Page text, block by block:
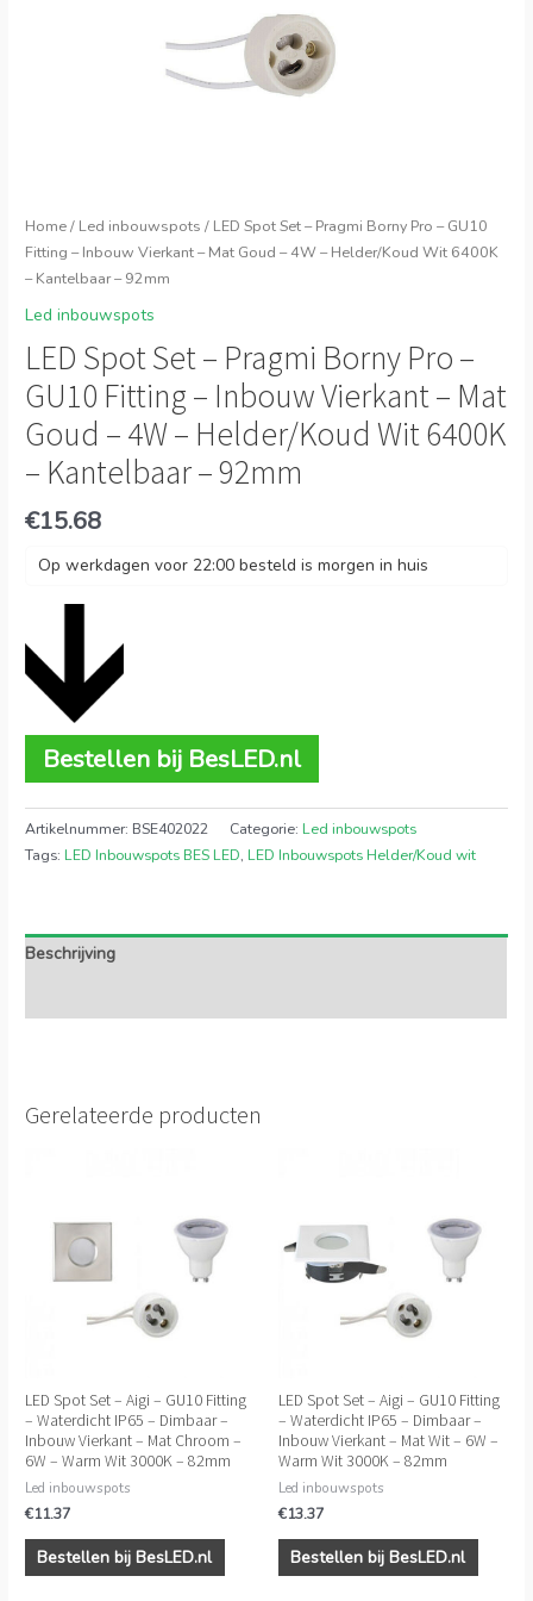
Home/ Led inbouwspots / LED Spot Set – Pragmi Borny Pro – GU10
Fitting – Inbouw Vierkant – Mat Goud – 4W – Helder/Koud Wit 6400K
– Kantelbaar – 92mm
Led inbouwspots
LED Spot Set – Pragmi Borny Pro –
GU10 Fitting – Inbouw Vierkant – Mat
Goud – 4W – Helder/Koud Wit 6400K
– Kantelbaar – 92mm
€15.68
Op werkdagen voor 22:00 besteld is morgen in huis
Bestellen bij BesLED.nl
Artikelnummer: BSE402022 Categorie: Led inbouwspots
Tags: LED Inbouwspots BES LED, LED Inbouwspots Helder/Koud wit
Beschrijving
Gerelateerde producten
LED Spot Set – Aigi – GU10 Fitting
– Waterdicht IP65 – Dimbaar –
Inbouw Vierkant – Mat Chroom –
6W – Warm Wit 3000K – 82mm
Led inbouwspots
€11.37
Bestellen bij BesLED.nl
LED Spot Set – Aigi – GU10 Fitting
– Waterdicht IP65 – Dimbaar –
Inbouw Vierkant – Mat Wit – 6W –
Warm Wit 3000K – 82mm
Led inbouwspots
€13.37
Bestellen bij BesLED.nl